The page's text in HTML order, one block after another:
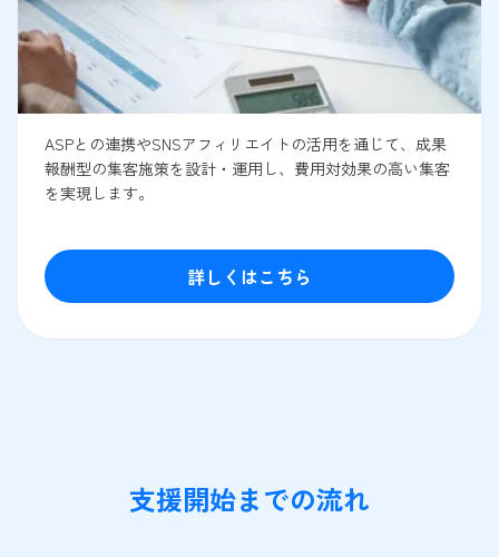
ASPとの連携やSNSアフィリエイトの活用を通じて、成果
報酬型の集客施策を設計・運用し、費用対効果の高い集客
を実現します。
詳しくはこちら
支援開始までの流れ